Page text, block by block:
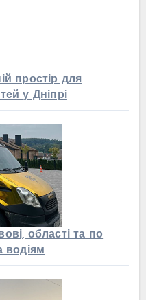
простір для
у Дніпрі
області та по
водіям